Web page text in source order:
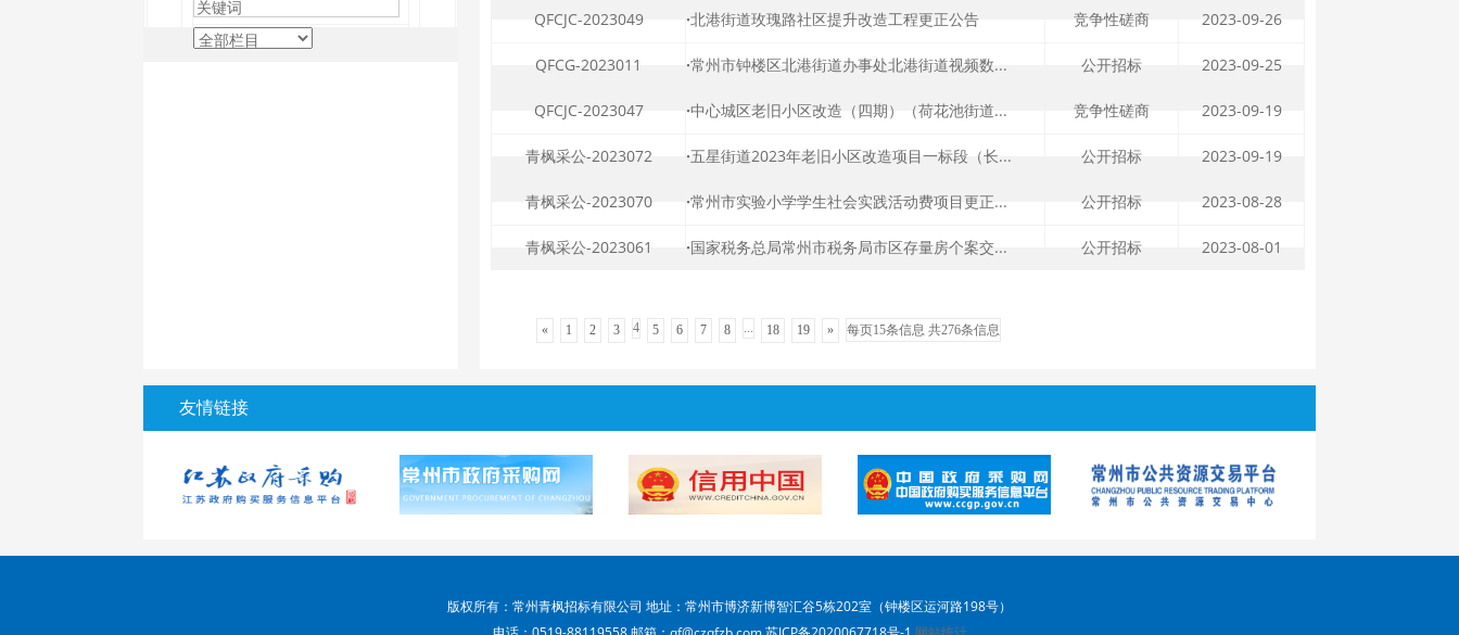
QFCJC-2023049 ·北港街道玫瑰路社区提升改造工程更正公告 竞争性磋商 2023-09-26
QFCG-2023011 ·常州市钟楼区北港街道办事处北港街道视频数... 公开招标 2023-09-25
QFCJC-2023047 ·中心城区老旧小区改造（四期）（荷花池街道... 竞争性磋商 2023-09-19
青枫采公-2023072 ·五星街道2023年老旧小区改造项目一标段（长... 公开招标 2023-09-19
青枫采公-2023070 ·常州市实验小学学生社会实践活动费项目更正... 公开招标 2023-08-28
青枫采公-2023061 ·国家税务总局常州市税务局市区存量房个案交... 公开招标 2023-08-01
« 1 2 3 4 5 6 7 8 ... 18 19 » 每页15条信息 共276条信息
友情链接
版权所有：常州青枫招标有限公司 地址：常州市博济新博智汇谷5栋202室（钟楼区运河路198号）